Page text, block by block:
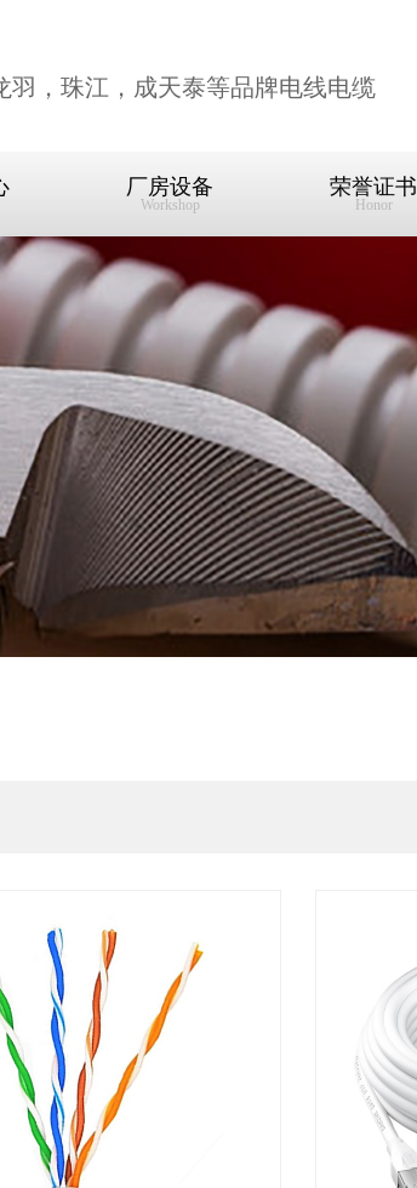
羽，珠江，成天泰等品牌电线电缆
厂房设备
Workshop
荣誉证书
Honor